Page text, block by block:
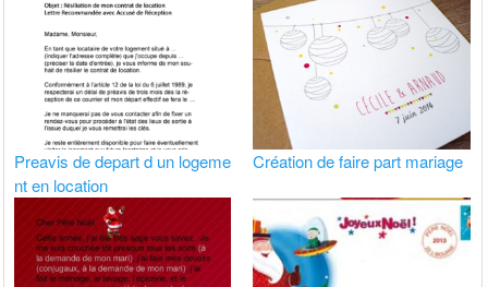
Preavis de depart d un logeme
nt en location
Création de faire part mariage